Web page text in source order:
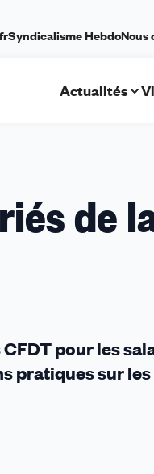
Syndicalisme HebdoNous
Actualités
de
pour les
pratiques sur